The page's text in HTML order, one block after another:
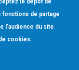
le dépôt de
de partage
l’audience du site
cookies.